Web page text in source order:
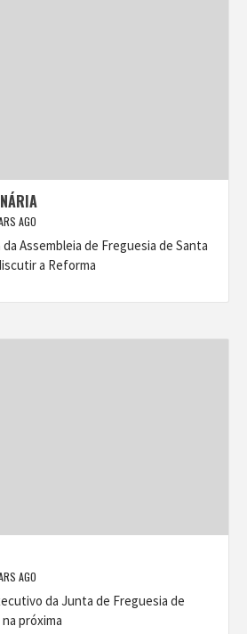
AGO
Assembleia de Freguesia de Santa
a Reforma
AGO
da Junta de Freguesia de
próxima